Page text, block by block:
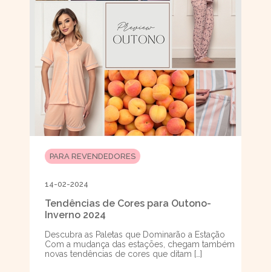
PARA REVENDEDORES
14-02-2024
Tendências de Cores para Outono-
Inverno 2024
Descubra as Paletas que Dominarão a Estação
Com a mudança das estações, chegam também
novas tendências de cores que ditam […]